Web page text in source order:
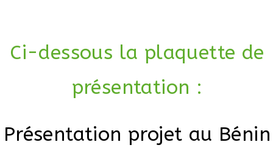
Ci-dessous la plaquette de
présentation :
Présentation projet au Bénin